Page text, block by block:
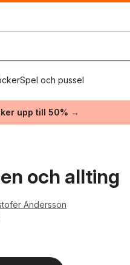
Spel och pussel
upp till 50% →
och allting
Andersson